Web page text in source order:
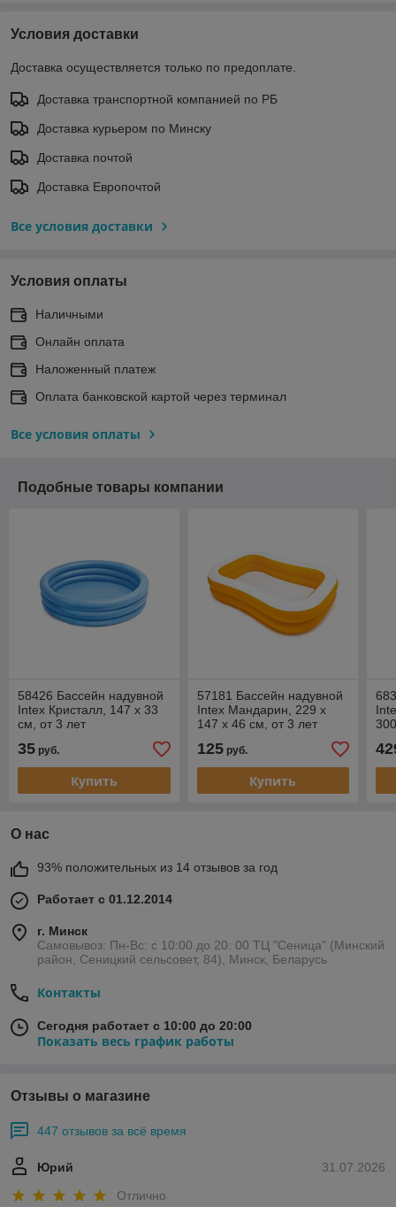
Условия доставки
Доставка осуществляется только по предоплате.
Доставка транспортной компанией по РБ
Доставка курьером по Минску
Доставка почтой
Доставка Европочтой
Все условия доставки
Условия оплаты
Наличными
Онлайн оплата
Наложенный платеж
Оплата банковской картой через терминал
Все условия оплаты
Подобные товары компании
58426 Бассейн надувной
Intex Кристалл, 147 х 33
см, от 3 лет
35 руб.
Купить
57181 Бассейн надувной
Intex Мандарин, 229 х
147 х 46 см, от 3 лет
125руб.
Купить
О нас
93% положительных из 14 отзывов за год
Работает с 01.12.2014
г. Минск
Самовывоз: Пн-Вс: с 10:00 до 20: 00 ТЦ "Сеница" (Минский
район, Сеницкий сельсовет, 84), Минск, Беларусь
Контакты
Сегодня работает с 10:00 до 20:00
Показать весь график работы
Отзывы о магазине
447 отзывов за всё время
31.07.2026
Юрий
Отлично